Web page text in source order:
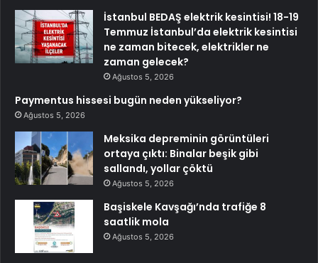
İstanbul BEDAŞ elektrik kesintisi! 18-19
Temmuz İstanbul’da elektrik kesintisi
ne zaman bitecek, elektrikler ne
zaman gelecek?
Ağustos 5, 2026
Paymentus hissesi bugün neden yükseliyor?
Ağustos 5, 2026
Meksika depreminin görüntüleri
ortaya çıktı: Binalar beşik gibi
sallandı, yollar çöktü
Ağustos 5, 2026
Başiskele Kavşağı’nda trafiğe 8
saatlik mola
Ağustos 5, 2026